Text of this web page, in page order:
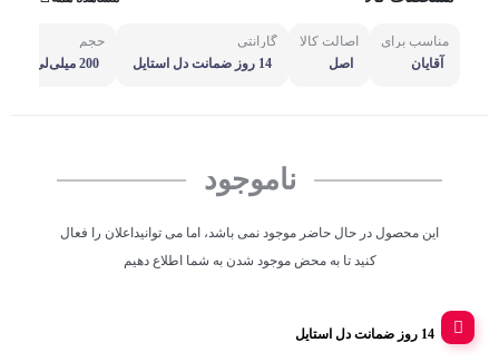
مناسب برای
آقایان
اصالت کالا
اصل
گارانتی
14 روز ضمانت دل استایل
حجم
200 میلی‌لی
ناموجود
این محصول در حال حاضر موجود نمی باشد، اما می توانیداعلان را فعال
کنید تا به محض موجود شدن به شما اطلاع دهیم
14 روز ضمانت دل استایل